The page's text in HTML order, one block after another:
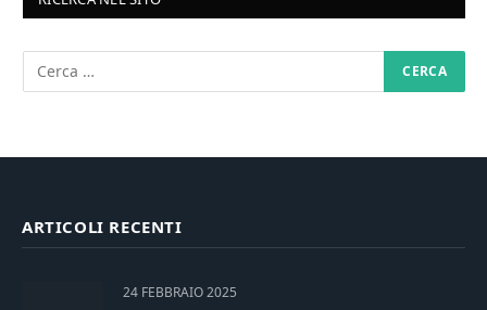
ARTICOLI RECENTI
24 FEBBRAIO 2025